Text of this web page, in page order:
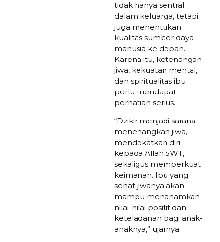
tidak hanya sentral
dalam keluarga, tetapi
juga menentukan
kualitas sumber daya
manusia ke depan.
Karena itu, ketenangan
jiwa, kekuatan mental,
dan spiritualitas ibu
perlu mendapat
perhatian serius.
“Dzikir menjadi sarana
menenangkan jiwa,
mendekatkan diri
kepada Allah SWT,
sekaligus memperkuat
keimanan. Ibu yang
sehat jiwanya akan
mampu menanamkan
nilai-nilai positif dan
keteladanan bagi anak-
anaknya,” ujarnya.